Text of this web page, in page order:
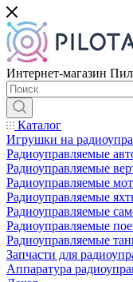
Интернет-магазин
Каталог
Игрушки на
Радиоуправляемые
Радиоуправляемые
Радиоуправляемые
Радиоуправляемые
Радиоуправляемые
Радиоуправляемые
Радиоуправляемые
Запчасти для
Аппаратура